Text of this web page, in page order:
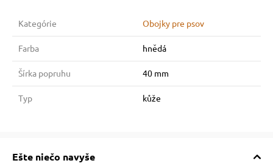
Kategórie Obojky pre psov
Farba hnědá
Šírka popruhu 40 mm
Typ kůže
Ešte niečo navyše